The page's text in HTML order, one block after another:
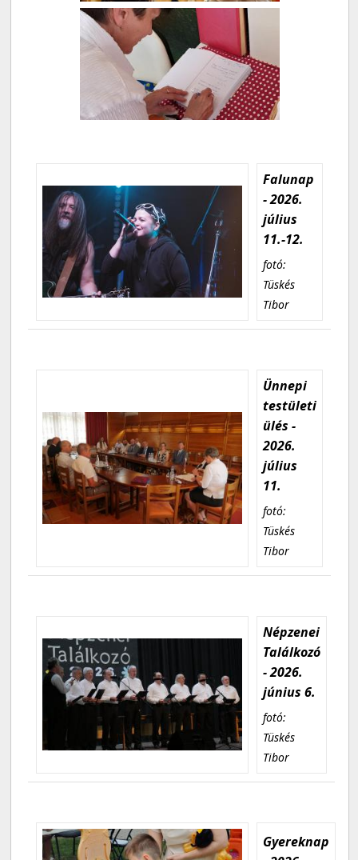
Falunap
- 2026.
július
11.-12.
fotó:
Tüskés
Tibor
Ünnepi
testületi
ülés -
2026.
július
11.
fotó:
Tüskés
Tibor
Népzenei
Találkozó
- 2026.
június 6.
fotó:
Tüskés
Tibor
Gyereknap